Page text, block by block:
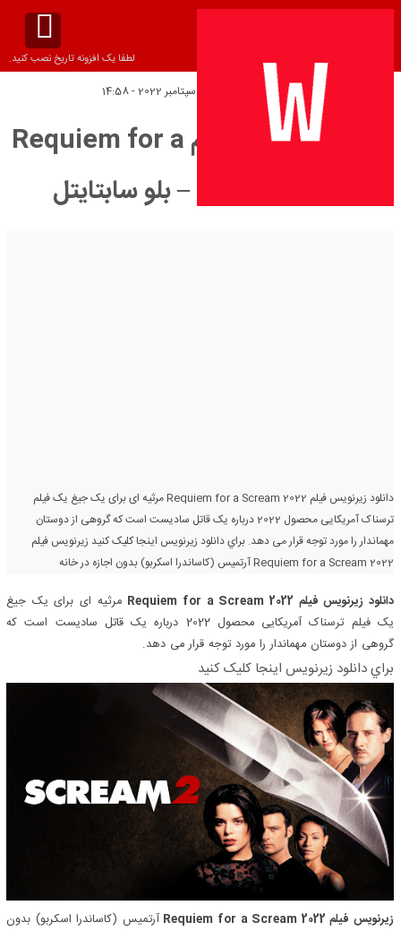
لطفا یک افزونه تاریخ نصب کنید.
تاریخ انتشار:
دانلود زیرنویس فیلم Requiem for a
دانلود زیرنویس فیلم Requiem for a Scream 2022 مرثیه ای برای یک جیغ یک فیلم
ترسناک آمریکایی محصول 2022 درباره یک قاتل سادیست است که گروهی از دوستان
مهماندار را مورد توجه قرار می دهد. براي دانلود زيرنويس اينجا کليک کنيد زیرنویس فیلم
Requiem for a Scream 2022 آرتمیس (کاساندرا اسکربو) بدون اجازه در خانه
دانلود زیرنویس فیلم Requiem for a Scream 2022
مرثیه ای برای یک جیغ
یک فیلم ترسناک آمریکایی محصول 2022 درباره یک قاتل سادیست است که
گروهی از دوستان مهماندار را مورد توجه قرار می دهد.
براي دانلود زيرنويس اينجا کليک کنيد
زیرنویس فیلم Requiem for a Scream 2022
آرتمیس (کاساندرا اسکربو) بدون